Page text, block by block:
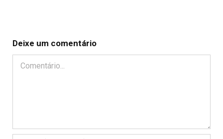
Deixe um comentário
Comentário